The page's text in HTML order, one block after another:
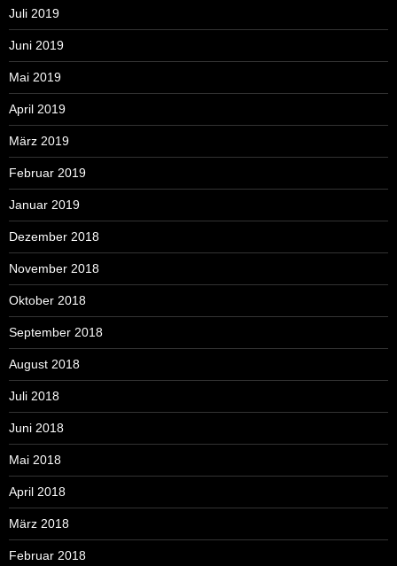
Juli 2019
Juni 2019
Mai 2019
April 2019
März 2019
Februar 2019
Januar 2019
Dezember 2018
November 2018
Oktober 2018
September 2018
August 2018
Juli 2018
Juni 2018
Mai 2018
April 2018
März 2018
Februar 2018